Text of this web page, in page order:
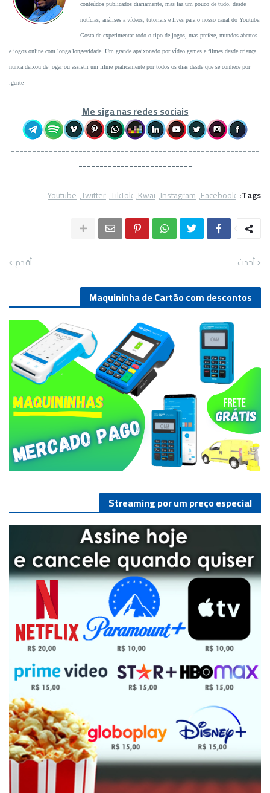
conteúdos publicados diariamente, mas faz um pouco de tudo, desde
notícias, análises a vídeos, tutoriais e lives para o nosso canal do Youtube.
Gosta de experimentar todo o tipo de jogos, mas prefere, mundos abertos
e jogos online com longa longevidade. Um grande apaixonado por vídeo games e filmes desde criança,
nunca deixou de jogar ou assistir um filme praticamente por todos os dias desde que se conhece por
gente.
Me siga nas redes sociais
----------------------------------
-------------------------
---------------------------
Tags:
Facebook
Instagram
Kwai
TikTok
Twitter
Youtube
أحدث أقدم
Maquininha de Cartão com descontos
Streaming por um preço especial